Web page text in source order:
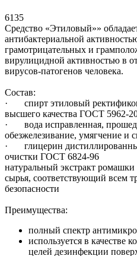
6135
Средство «Этиловый»»
антибактериальной
грамотрицательных и
вирулицидной активностью в
вирусов-патогенов человека.
Состав:
· спирт этиловый
высшего качества ГОСТ 5962-
· вода исправленная,
обезжелезивание, умягчение и
· глицерин
очистки ГОСТ 6824-96
натуральный экстракт ромашки
сырья, соответствующий всем
безопасности
Преимущества:
полный спектр
используется в качестве
целей дезинфекции